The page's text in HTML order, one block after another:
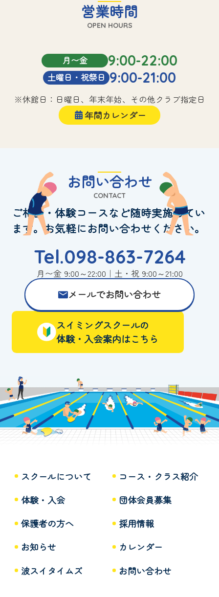
営業時間
OPEN HOURS
月〜金 9:00-22:00
土曜日・祝祭日 9:00-21:00
※休館日：日曜日、年末年始、その他クラブ指定日
年間カレンダー
お問い合わせ
CONTACT
ご相談・体験コースなど随時実施してい
ます。お気軽にお問い合わせください。
Tel.098-863-7264
月〜金 9:00～22:00｜土・祝 9:00～21:00
メールでお問い合わせ
スイミングスクールの
体験・入会案内はこちら
スクールについて
コース・クラス紹介
体験・入会
団体会員募集
保護者の方へ
採用情報
お知らせ
カレンダー
波スイタイムズ
お問い合わせ